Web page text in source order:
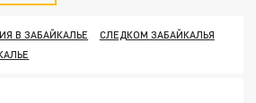
В ЗАБАЙКАЛЬЕ
СЛЕДКОМ ЗАБАЙКАЛЬЯ